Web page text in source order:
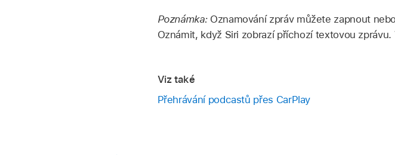
Poznámka: Oznamování zpráv můžete zapnout
Oznámit, když Siri zobrazí příchozí textovou zprávu.
Viz také
Přehrávání podcastů přes CarPlay